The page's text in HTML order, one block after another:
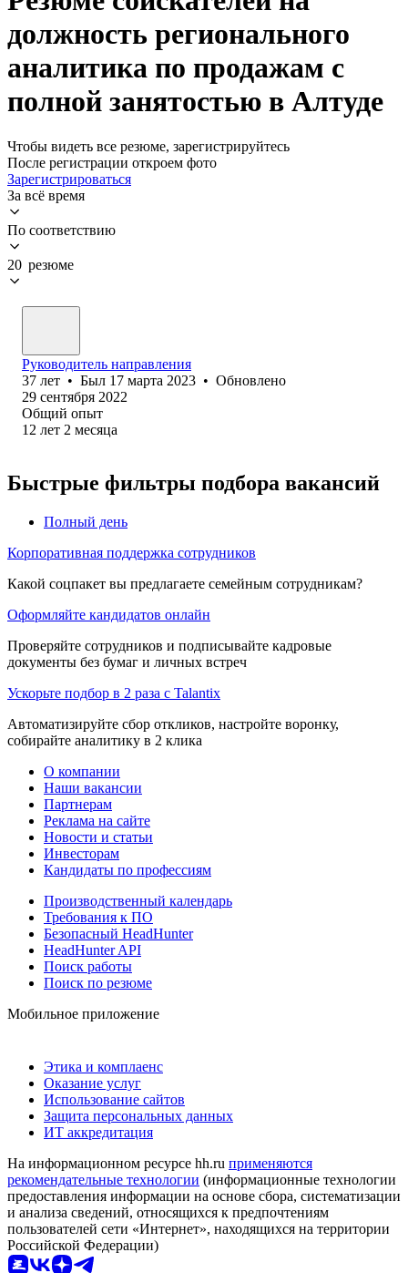
должность регионального
аналитика по продажам с
полной занятостью в Алтуде
Чтобы видеть все резюме, зарегистрируйтесь
После регистрации откроем фото
Зарегистрироваться
За всё время
По соответствию
20 резюме
Руководитель направления
37 лет • Был 17 марта 2023 • Обновлено
29 сентября 2022
Общий опыт
12 лет 2 месяца
Быстрые фильтры подбора вакансий
Полный день
Корпоративная поддержка сотрудников
Какой соцпакет вы предлагаете семейным сотрудникам?
Оформляйте кандидатов онлайн
Проверяйте сотрудников и подписывайте кадровые
документы без бумаг и личных встреч
Ускорьте подбор в 2 раза с Talantix
Автоматизируйте сбор откликов, настройте воронку,
собирайте аналитику в 2 клика
О компании
Наши вакансии
Партнерам
Реклама на сайте
Новости и статьи
Инвесторам
Кандидаты по профессиям
Производственный календарь
Требования к ПО
Безопасный HeadHunter
HeadHunter API
Поиск работы
Поиск по резюме
Мобильное приложение
Этика и комплаенс
Оказание услуг
Использование сайтов
Защита персональных данных
ИТ аккредитация
На информационном ресурсе hh.ru применяются
рекомендательные технологии (информационные технологии
предоставления информации на основе сбора, систематизации
и анализа сведений, относящихся к предпочтениям
пользователей сети «Интернет», находящихся на территории
Российской Федерации)